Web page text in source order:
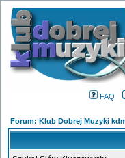
FAQ
Forum: Klub Dobrej Muzyki